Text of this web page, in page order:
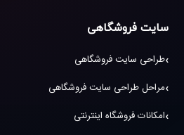
سایت فروشگاهی
طراحی سایت فروشگاهی
مراحل طراحی سایت فروشگاهی
امکانات فروشگاه اینترنتی